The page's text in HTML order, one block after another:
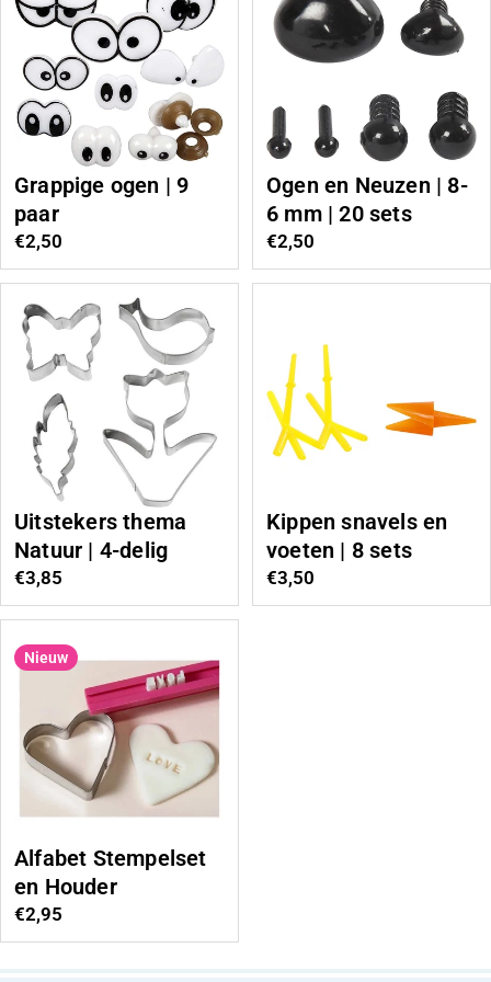
Grappige ogen | 9
paar
Normale
prijs
€2,50
Ogen en Neuzen | 8-
6 mm | 20 sets
Normale
prijs
€2,50
Uitstekers thema
Natuur | 4-delig
Normale
prijs
€3,85
Kippen snavels en
voeten | 8 sets
Normale
prijs
€3,50
Nieuw
Alfabet Stempelset
en Houder
Normale
prijs
€2,95